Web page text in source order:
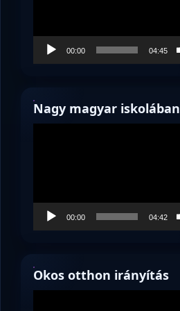
00:00 04:45
Nagy magyar iskolában
00:00 04:42
Okos otthon irányítás